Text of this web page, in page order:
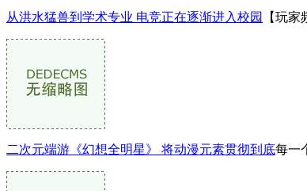
从洪水猛兽到学术专业 电竞正在逐渐进入校园 【玩
二次元端游《幻想全明星》 将动漫元素贯彻到底每一